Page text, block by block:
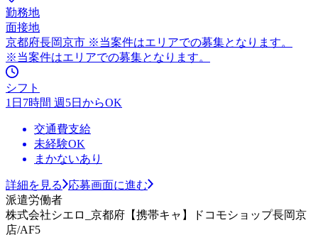
勤務地
面接地
京都府長岡京市 ※当案件はエリアでの募集となります。
※当案件はエリアでの募集となります。
シフト
1日7時間 週5日からOK
交通費支給
未経験OK
まかないあり
詳細を見る
応募画面に進む
派遣労働者
株式会社シエロ_京都府【携帯キャ】ドコモショップ長岡京
店/AF5